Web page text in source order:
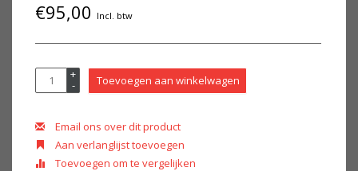
€95,00 Incl. btw
+
- Toevoegen aan winkelwagen
Email ons over dit product
Aan verlanglijst toevoegen
Toevoegen om te vergelijken